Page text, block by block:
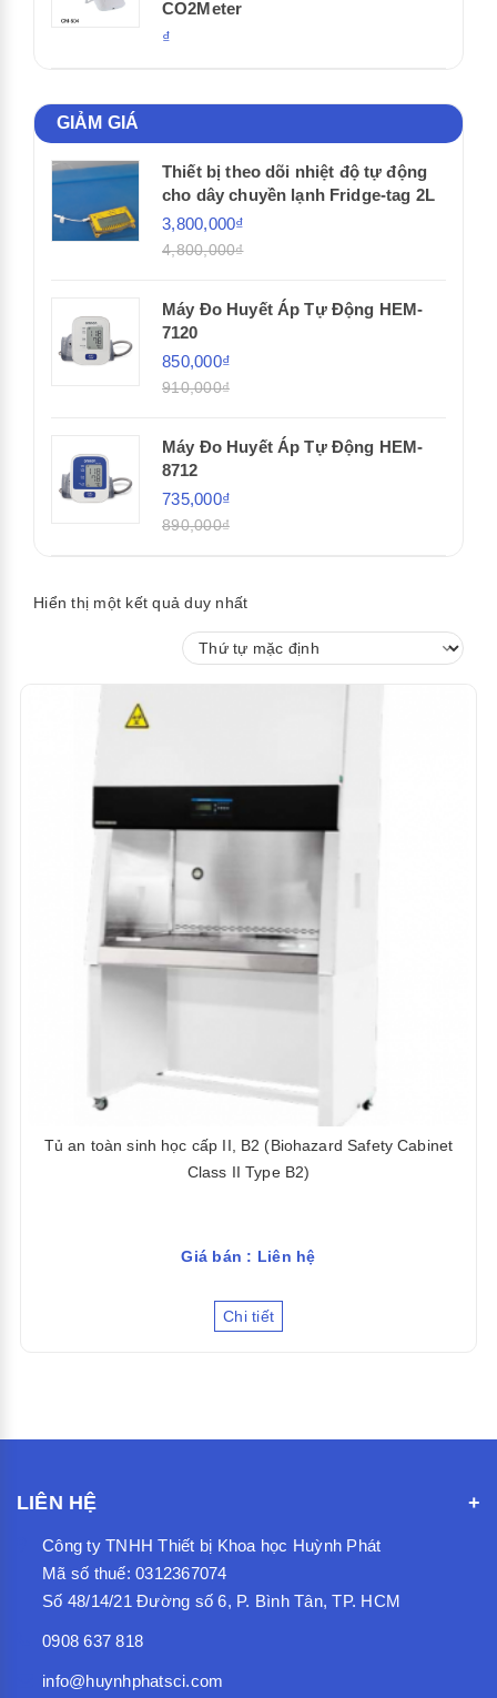
CO2Meter
₫
GIẢM GIÁ
Thiết bị theo dõi nhiệt độ tự động
cho dây chuyền lạnh Fridge-tag 2L
3,800,000₫
4,800,000₫
Máy Đo Huyết Áp Tự Động HEM-
7120
850,000₫
910,000₫
Máy Đo Huyết Áp Tự Động HEM-
8712
735,000₫
890,000₫
Hiển thị một kết quả duy nhất
Tủ an toàn sinh học cấp II, B2 (Biohazard Safety Cabinet
Class II Type B2)
Giá bán : Liên hệ
Chi tiết
LIÊN HỆ
Công ty TNHH Thiết bị Khoa học Huỳnh Phát
Mã số thuế: 0312367074
Số 48/14/21 Đường số 6, P. Bình Tân, TP. HCM
0908 637 818
info@huynhphatsci.com